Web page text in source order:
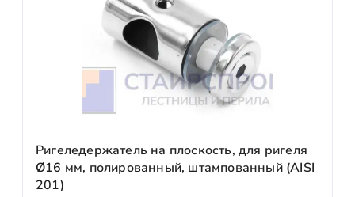
Ригеледержатель на плоскость, для ригеля
Ø16 мм, полированный, штампованный (AISI
201)